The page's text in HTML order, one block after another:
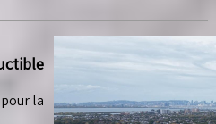
la